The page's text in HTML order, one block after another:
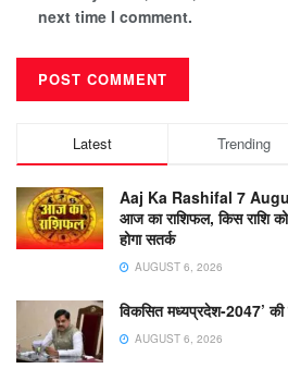
next time I comment.
Latest Trending
Aaj Ka Rashifal 7
आज का राशिफल, किस राशि
होगा सतर्क
AUGUST 6, 2026
विकसित मध्यप्रदेश-2047’ की
AUGUST 6, 2026